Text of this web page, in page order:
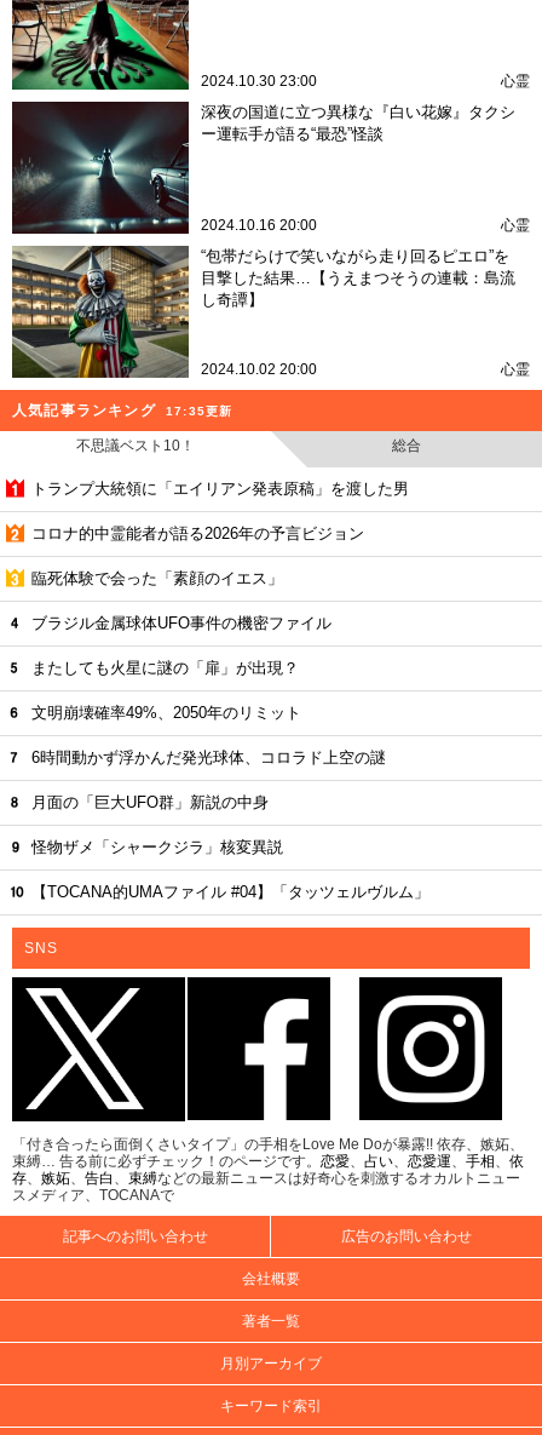
2024.10.30 23:00 心霊
深夜の国道に立つ異様な『白い花嫁』タクシ
ー運転手が語る“最恐”怪談
2024.10.16 20:00 心霊
“包帯だらけで笑いながら走り回るピエロ”を
目撃した結果…【うえまつそうの連載：島流
し奇譚】
2024.10.02 20:00 心霊
人気記事ランキング 17:35更新
不思議ベスト10！ 総合
トランプ大統領に「エイリアン発表原稿」を渡した男
コロナ的中霊能者が語る2026年の予言ビジョン
臨死体験で会った「素顔のイエス」
ブラジル金属球体UFO事件の機密ファイル
またしても火星に謎の「扉」が出現？
文明崩壊確率49%、2050年のリミット
6時間動かず浮かんだ発光球体、コロラド上空の謎
月面の「巨大UFO群」新説の中身
怪物ザメ「シャークジラ」核変異説
【TOCANA的UMAファイル #04】「タッツェルヴルム」
SNS
「付き合ったら面倒くさいタイプ」の手相をLove Me Doが暴露!! 依存、嫉妬、
束縛… 告る前に必ずチェック！のページです。 恋愛 占い 恋愛運 手相
依
存
嫉妬 告白 束縛などの最新ニュースは好奇心を刺激するオカルトニュー
スメディア、TOCANAで
記事へのお問い合わせ 広告のお問い合わせ
会社概要
著者一覧
月別アーカイブ
キーワード索引